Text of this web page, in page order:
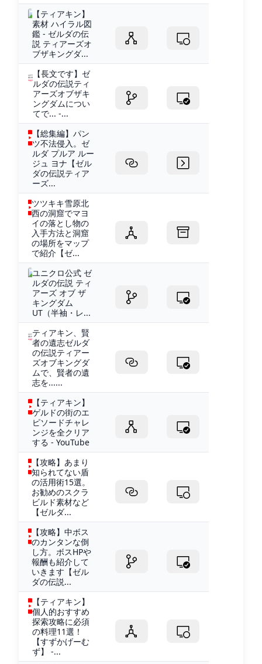
【ティアキン】
素材 ハイラル図
鑑 - ゼルダの伝
説 ティアーズオ
ブザキングダ...
【長文です】ゼ
ルダの伝説ティ
アーズオブザキ
ングダムについ
てで... -...
【総集編】パン
ツ不法侵入。ゼ
ルダ プルア ルー
ジュ ヨナ【ゼル
ダの伝説ティア
ーズ...
ツツキキ雪原北
西の洞窟でマヨ
イの落とし物の
入手方法と洞窟
の場所をマップ
で紹介【ゼ...
ユニクロ公式 ゼ
ルダの伝説 ティ
アーズ オブ ザ
キングダム
UT（半袖・レ...
ティアキン、賢
者の遺志ゼルダ
の伝説ティアー
ズオブキングダ
ムで、賢者の遺
志を......
【ティアキン】
ゲルドの街のエ
ピソードチャレ
ンジを全クリア
する - YouTube
【攻略】あまり
知られてない盾
の活用術15選。
お勧めのスクラ
ビルド素材など
【ゼルダ...
【攻略】中ボス
のカンタンな倒
し方。ボスHPや
報酬も紹介して
いきます【ゼル
ダの伝説...
【ティアキン】
個人的おすすめ
探索攻略に必須
の料理11選！
【すずかげーむ
ず】 -...